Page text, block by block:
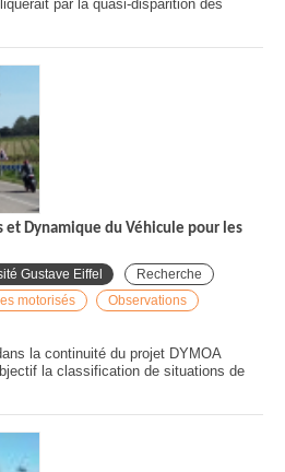
par la quasi-disparition des
et Dynamique du Véhicule pour les
Gustave Eiffel
Recherche
motorisés
Observations
la continuité du projet DYMOA
la classification de situations de